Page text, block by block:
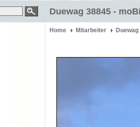
Duewag 38845 -
Home Mitarbeiter